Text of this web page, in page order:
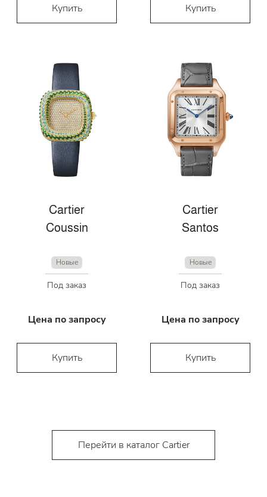
Купить Купить
Cartier
Coussin
Новые
Под заказ
Цена по запросу
Купить
Cartier
Santos
Новые
Под заказ
Цена по запросу
Купить
Перейти в каталог Cartier